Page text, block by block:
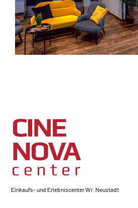
Einkaufs- und Erlebniscenter Wr. Neustadt